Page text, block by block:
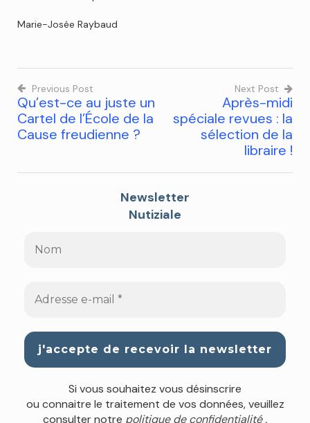
Marie-Josée Raybaud
Previous Post
Qu’est-ce au juste un
Cartel de l’École de la
Cause freudienne ?
Next Post
Après-midi
spéciale revues : la
sélection de la
libraire !
Newsletter
Nutiziale
Si vous souhaitez vous désinscrire
ou connaitre le traitement de vos données, veuillez
consulter notre politique de confidentialité .